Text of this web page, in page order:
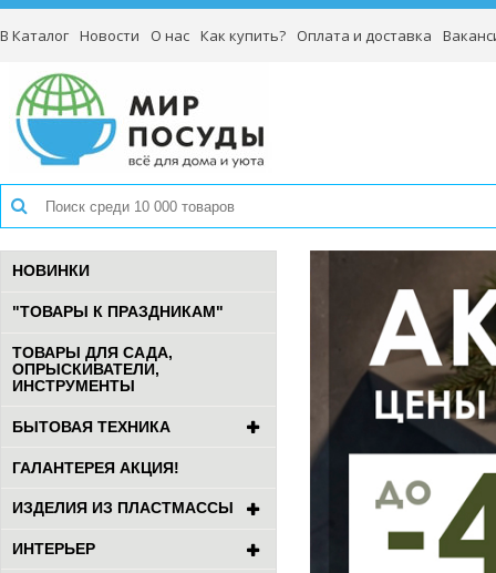
В Каталог Новости О нас Как купить? Оплата и доставка
НОВИНКИ
"ТОВАРЫ К ПРАЗДНИКАМ"
ТОВАРЫ ДЛЯ САДА,
ОПРЫСКИВАТЕЛИ,
ИНСТРУМЕНТЫ
БЫТОВАЯ ТЕХНИКА
ГАЛАНТЕРЕЯ АКЦИЯ!
ИЗДЕЛИЯ ИЗ ПЛАСТМАССЫ
ИНТЕРЬЕР